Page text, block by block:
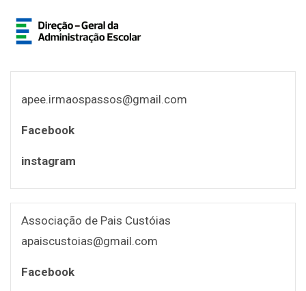
apee.irmaospassos@gmail.com
Facebook
instagram
Associação de Pais Custóias
apaiscustoias@gmail.com
Facebook